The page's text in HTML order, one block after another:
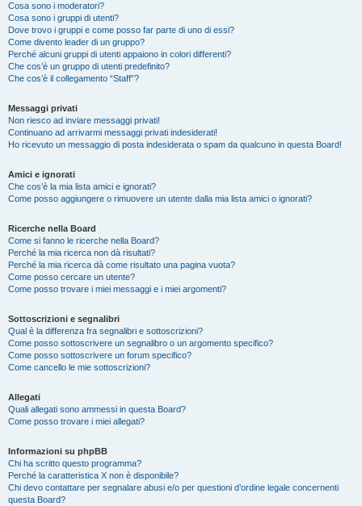
Cosa sono i moderatori?
Cosa sono i gruppi di utenti?
Dove trovo i gruppi e come posso far parte di uno di essi?
Come divento leader di un gruppo?
Perché alcuni gruppi di utenti appaiono in colori differenti?
Che cos’è un gruppo di utenti predefinito?
Che cos’è il collegamento “Staff”?
Messaggi privati
Non riesco ad inviare messaggi privati!
Continuano ad arrivarmi messaggi privati indesiderati!
Ho ricevuto un messaggio di posta indesiderata o spam da qualcuno in questa Board!
Amici e ignorati
Che cos’è la mia lista amici e ignorati?
Come posso aggiungere o rimuovere un utente dalla mia lista amici o ignorati?
Ricerche nella Board
Come si fanno le ricerche nella Board?
Perché la mia ricerca non dà risultati?
Perché la mia ricerca dà come risultato una pagina vuota?
Come posso cercare un utente?
Come posso trovare i miei messaggi e i miei argomenti?
Sottoscrizioni e segnalibri
Qual è la differenza fra segnalibri e sottoscrizioni?
Come posso sottoscrivere un segnalibro o un argomento specifico?
Come posso sottoscrivere un forum specifico?
Come cancello le mie sottoscrizioni?
Allegati
Quali allegati sono ammessi in questa Board?
Come posso trovare i miei allegati?
Informazioni su phpBB
Chi ha scritto questo programma?
Perché la caratteristica X non è disponibile?
Chi devo contattare per segnalare abusi e/o per questioni d’ordine legale concernenti
questa Board?